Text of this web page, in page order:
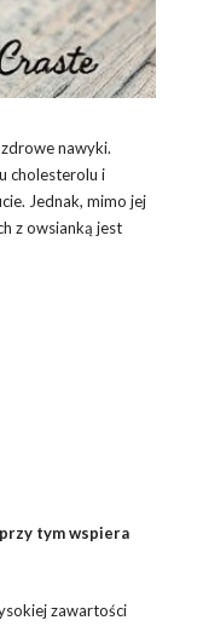
nawyki.
cholesterolu i
Jednak, mimo jej
z owsianką jest
tym wspiera
zawartości